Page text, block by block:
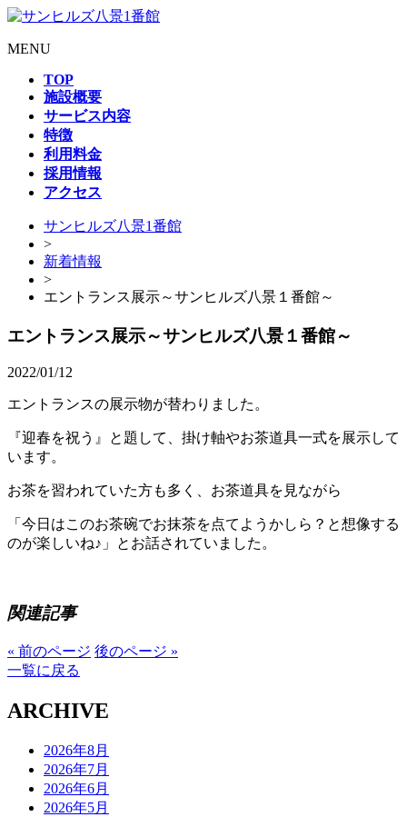
MENU
TOP
施設概要
サービス内容
特徴
利用料金
採用情報
アクセス
サンヒルズ八景1番館
>
新着情報
>
エントランス展示～サンヒルズ八景１番館～
エントランス展示～サンヒルズ八景１番館～
2022/01/12
エントランスの展示物が替わりました。
『迎春を祝う』と題して、掛け軸やお茶道具一式を展示して
います。
お茶を習われていた方も多く、お茶道具を見ながら
「今日はこのお茶碗でお抹茶を点てようかしら？と想像する
のが楽しいね♪」とお話されていました。
関連記事
« 前のページ 後のページ »
一覧に戻る
ARCHIVE
2026年8月
2026年7月
2026年6月
2026年5月